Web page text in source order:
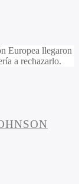
Europea llegaron
a rechazarlo.